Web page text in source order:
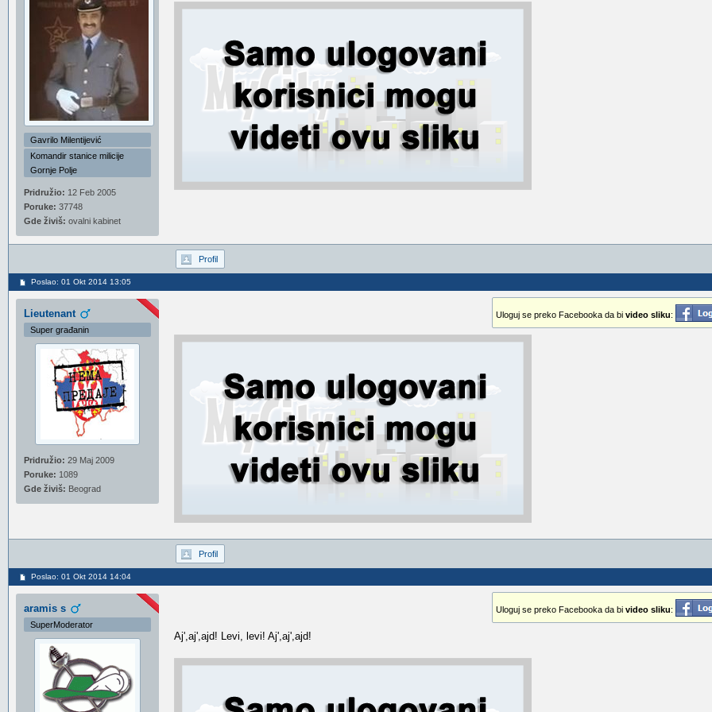
Gavrilo Milentijević
Komandir stanice milicije
Gornje Polje
Pridružio: 12 Feb 2005
Poruke: 37748
Gde živiš: ovalni kabinet
Profil
Poslao: 01 Okt 2014 13:05
Lieutenant
Super građanin
Pridružio: 29 Maj 2009
Poruke: 1089
Gde živiš: Beograd
Uloguj se preko Facebooka da bi video sliku:
Profil
Poslao: 01 Okt 2014 14:04
aramis s
SuperModerator
Uloguj se preko Facebooka da bi video sliku:
Aj',aj',ajd! Levi, levi! Aj',aj',ajd!